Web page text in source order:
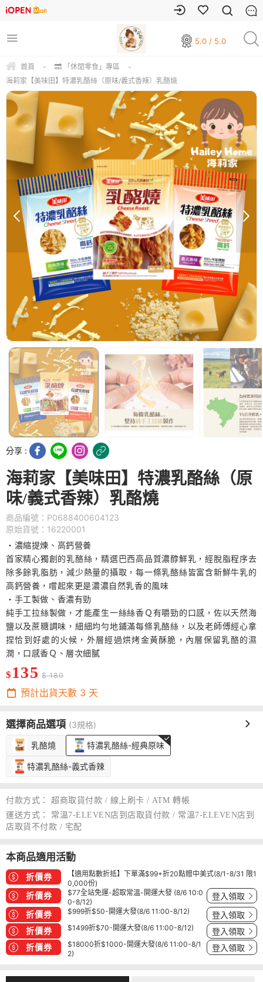
5.0 / 5.0
首頁 - 🔜 「休閒零食」專區
-
海莉家【美味田】特濃乳酪絲（原味/義式香辣）乳酪燒
分享 :
海莉家【美味田】特濃乳酪絲（原
味/義式香辣）乳酪燒
商品編號：P0688400604123
原始貨號：16220001
・濃縮提煉、高鈣營養
首家精心獨創的乳酪絲，精選巴西高品質濃醇鮮乳，經脫脂程序去
除多餘乳脂肪，減少熱量的攝取，每一條乳酪絲皆富含新鮮牛乳的
高鈣營養，嚐起來更是濃濃自然乳香的風味
・手工製做、香濃有勁
純手工拉絲製做，才能產生一絲絲香Ｑ有嚼勁的口感，佐以天然海
鹽以及蔗糖調味，細細均勻地鋪滿每條乳酪絲，以及老師傅經心拿
捏恰到好處的火候，外層經過烘烤金黃酥脆，內層保留乳酪的濕
潤，口感香Ｑ、層次細膩
$ 135 $ 180
預計出貨天數 3 天
選擇商品選項 (3規格)
乳酪燒 特濃乳酪絲-經典原味
特濃乳酪絲-義式香辣
付款方式：
超商取貨付款 / 線上刷卡 / ATM 轉帳
運送方式：
常溫7-ELEVEN店到店取貨付款 / 常溫7-ELEVEN店到
店取貨不付款 / 宅配
本商品適用活動
折價券
【適用點數折抵】下單滿$99+折20點贈中美式(8/1-8/31 限1
0,000份)
折價券
$77全站免運-超取常溫-開運大發 (8/6 10:0
0-8/12)
登入領取
折價券 $999折$50-開運大發(8/6 11:00-8/12) 登入領取
折價券 $1499折$70-開運大發(8/6 11:00-8/12) 登入領取
折價券
$18000折$1000-開運大發(8/6 11:00-8/1
2)
登入領取